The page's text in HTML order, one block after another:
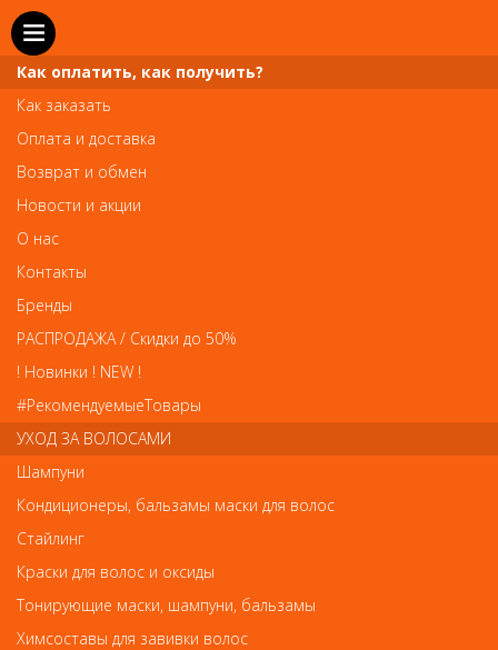
SEO
0667 RuNail Ванночка под жидкость для
снятия искусственных ногтей
0667
Как оплатить, как получить?
Как заказать
Оплата и доставка
Возврат и обмен
Новости и акции
О нас
Контакты
Бренды
РАСПРОДАЖА / Скидки до 50%
! Новинки ! NEW !
#РекомендуемыеТовары
УХОД ЗА ВОЛОСАМИ
Шампуни
Кондиционеры, бальзамы маски для волос
Стайлинг
Краски для волос и оксиды
Тонирующие маски, шампуни, бальзамы
Химсоставы для завивки волос